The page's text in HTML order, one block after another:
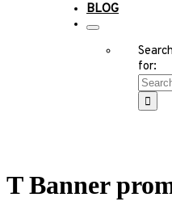
BLOG
Search
for:
T Banner